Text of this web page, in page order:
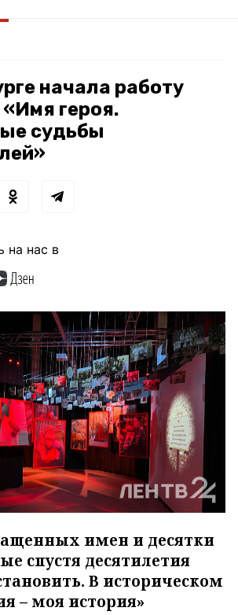
начала работу
героя.
судьбы
на нас в
имен и десятки
спустя десятилетия
В историческом
– моя история»